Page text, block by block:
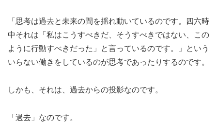
「思考は過去と未来の間を揺れ動いているのです。四六時
中それは「私はこうすべきだ、そうすべきではない、この
ように行動すべきだった」と言っているのです。」という
いらない働きをしているのが思考であったりするのです。
しかも、それは、過去からの投影なのです。
「過去」なのです。